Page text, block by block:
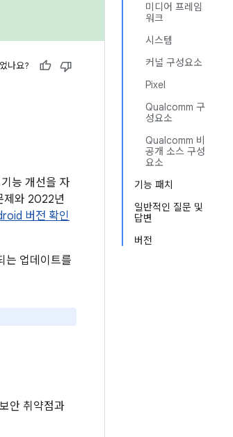
미디어 프레임
워크
시스템
커널 구성요소
Pixel
Qualcomm 구
성요소
Qualcomm 비
공개 소스 구성
요소
기능 패치
일반적인 질문 및
답변
버전
나요?
능 개선을 자
제와 2022년
버전 확인
는 업데이트를
안 취약점과